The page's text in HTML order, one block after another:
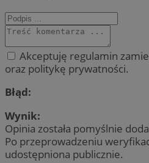
Akceptuję regulamin
oraz politykę prywatności.
Błąd:
Wynik:
Opinia została pomyślnie
Po przeprowadzeniu
udostępniona publicznie.